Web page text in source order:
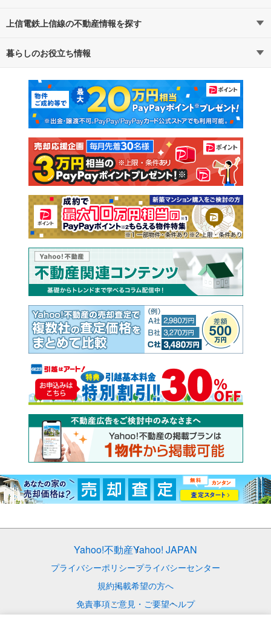
路線・駅から探す
通勤・通学時間から探す
上信電鉄上信線の不動産情報を探す
不動産・住宅
新築マンション 中古マンション
新築一戸建て 中古一戸建て
注文住宅 土地
売却査定
暮らしのお役立ち情報
マンションカタログ 教えて！住まいの先生
Yahoo!不動産Yahoo! JAPAN
プライバシーポリシープライバシーセンター
規約掲載希望の方へ
免責事項ご意見・ご要望ヘルプ
© LY Corporation